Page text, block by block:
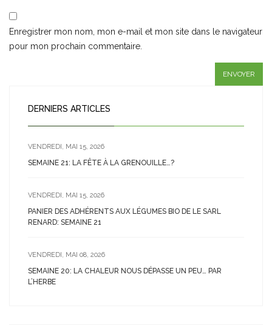
Enregistrer mon nom, mon e-mail et mon site dans le navigateur
pour mon prochain commentaire.
DERNIERS ARTICLES
VENDREDI, MAI 15, 2026
SEMAINE 21: LA FÊTE À LA GRENOUILLE…?
VENDREDI, MAI 15, 2026
PANIER DES ADHÉRENTS AUX LÉGUMES BIO DE LE SARL
RENARD: SEMAINE 21
VENDREDI, MAI 08, 2026
SEMAINE 20: LA CHALEUR NOUS DÉPASSE UN PEU… PAR
L’HERBE